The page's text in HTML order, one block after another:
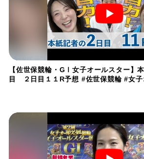
【佐世保競輪・GⅠ女子オールスター】
目 ２日目１１R予想 #佐世保